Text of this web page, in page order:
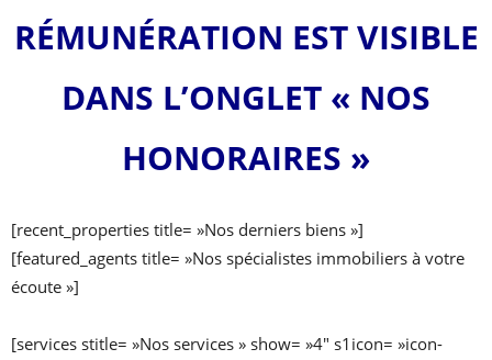
RÉMUNÉRATION EST VISIBLE
DANS L’ONGLET « NOS
HONORAIRES »
[recent_properties title= »Nos derniers biens »]
[featured_agents title= »Nos spécialistes immobiliers à votre
écoute »]
[services stitle= »Nos services » show= »4″ s1icon= »icon-